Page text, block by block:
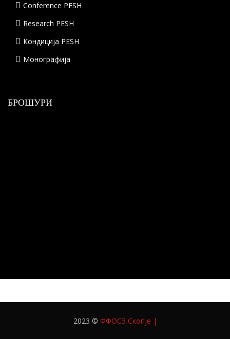
Conference PESH
Research PESH
Кондиција PESH
Монографија
БРОШУРИ
2023 © ФФОСЗ Скопје |